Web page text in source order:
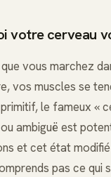
votre cerveau
vous marchez
vos muscles se
le fameux «
ambiguë est
et cet état
pas ce qui